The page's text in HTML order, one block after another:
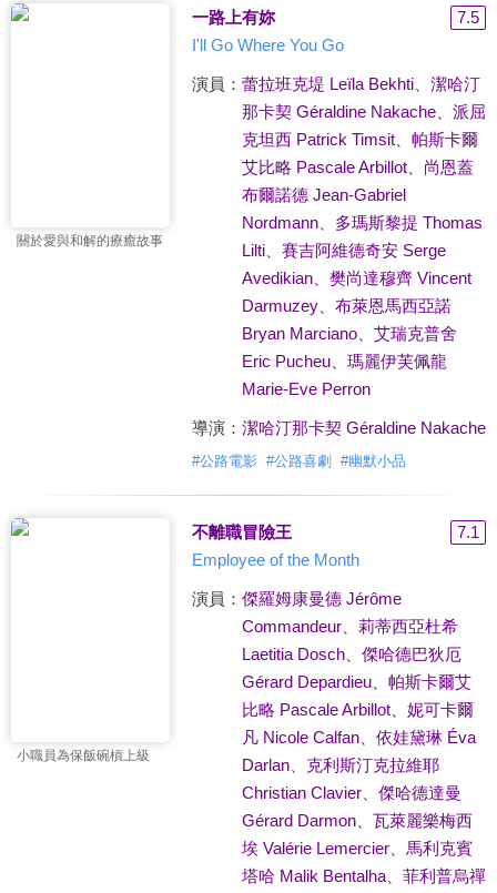
關於愛與和解的療癒故事
一路上有妳
7.5
I'll Go Where You Go
演員： 蕾拉班克堤 Leïla Bekhti、 潔哈汀
那卡契 Géraldine Nakache、 派屈
克坦西 Patrick Timsit、 帕斯卡爾
艾比略 Pascale Arbillot、 尚恩蓋
布爾諾德 Jean-Gabriel
Nordmann、 多瑪斯黎提 Thomas
Lilti、 賽吉阿維德奇安 Serge
Avedikian、 樊尚達穆齊 Vincent
Darmuzey、 布萊恩馬西亞諾
Bryan Marciano、 艾瑞克普舍
Eric Pucheu、 瑪麗伊芙佩龍
Marie-Eve Perron
導演： 潔哈汀那卡契 Géraldine Nakache
#公路電影 #公路喜劇 #幽默小品
小職員為保飯碗槓上級
不離職冒險王
7.1
Employee of the Month
演員： 傑羅姆康曼德 Jérôme
Commandeur、 莉蒂西亞杜希
Laetitia Dosch、 傑哈德巴狄厄
Gérard Depardieu、 帕斯卡爾艾
比略 Pascale Arbillot、 妮可卡爾
凡 Nicole Calfan、 依娃黛琳 Éva
Darlan、 克利斯汀克拉維耶
Christian Clavier、 傑哈德達曼
Gérard Darmon、 瓦萊麗樂梅西
埃 Valérie Lemercier、 馬利克賓
塔哈 Malik Bentalha、 菲利普烏禪